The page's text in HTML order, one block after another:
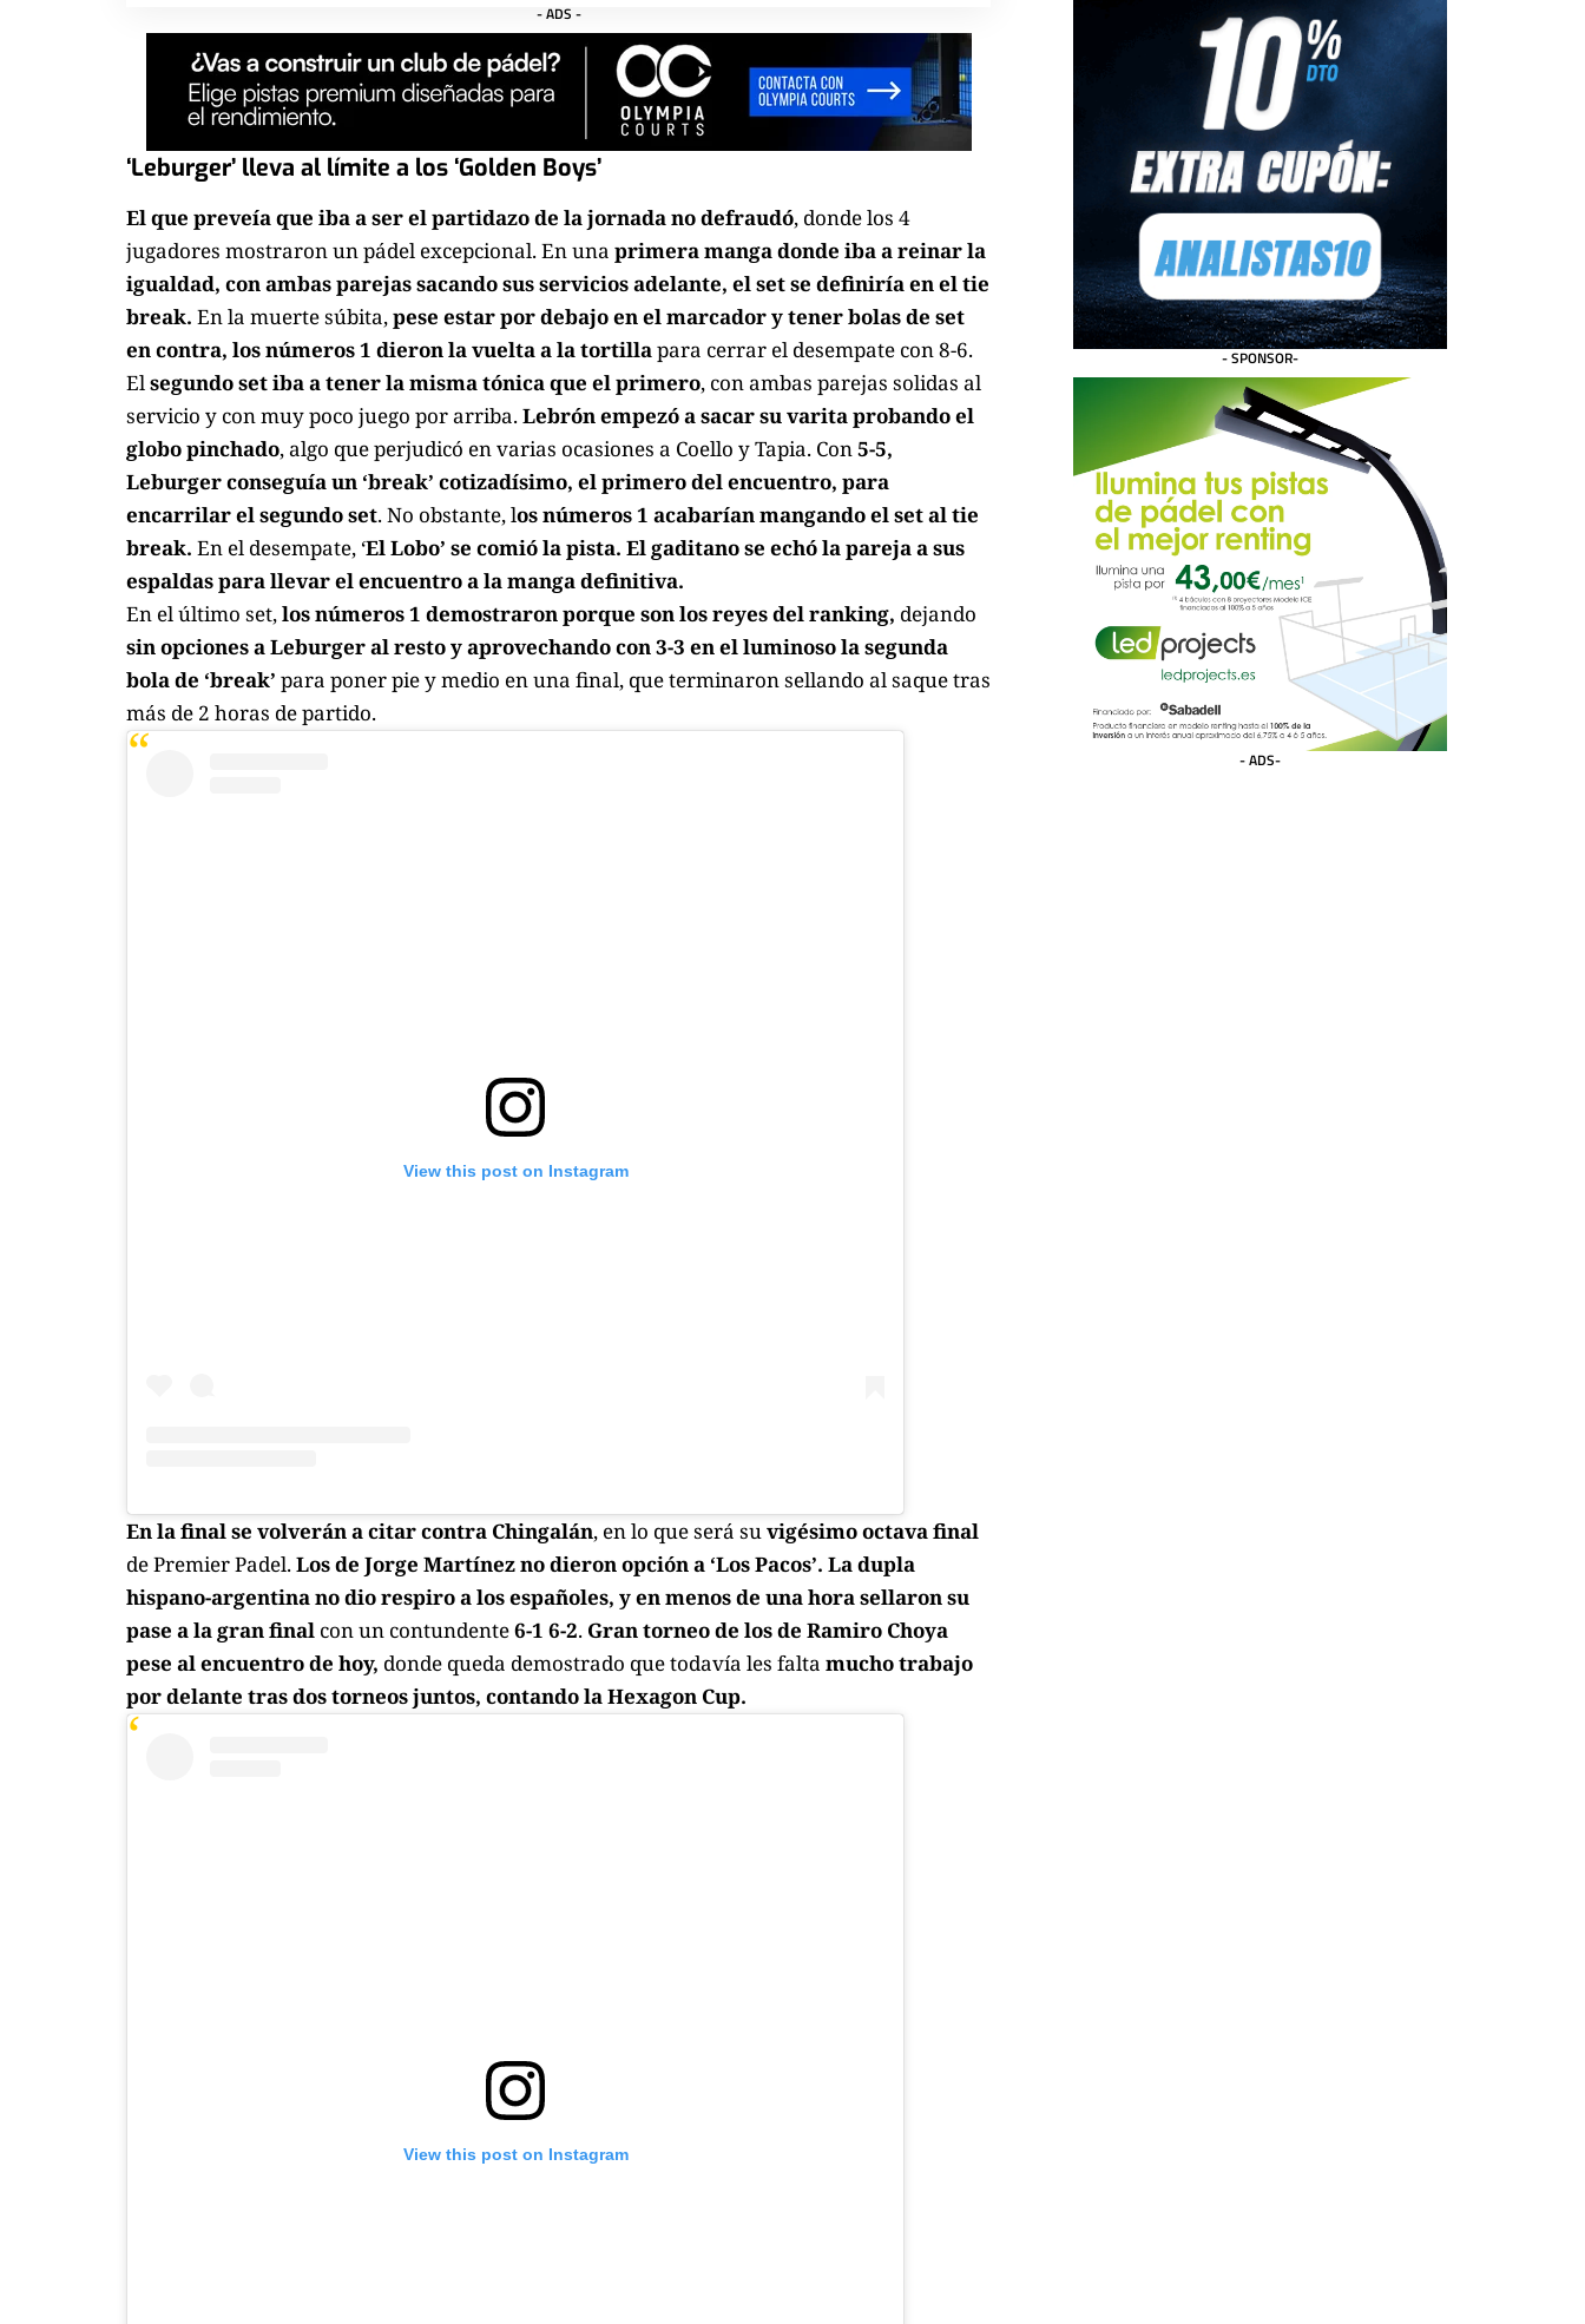
- ADS -
‘Leburger’ lleva al límite a los ‘Golden Boys’
El que preveía que iba a ser el partidazo de la jornada no defraudó, donde los 4
jugadores mostraron un pádel excepcional. En una primera manga donde iba a reinar la
igualdad, con ambas parejas sacando sus servicios adelante, el set se definiría en el tie
break. En la muerte súbita,pese estar por debajo en el marcador y tener bolas de set
en contra, los números 1 dieron la vuelta a la tortillapara cerrar el desempate con 8-6.
Elsegundo set iba a tener la misma tónica que el primero, con ambas parejas solidas al
servicio y con muy poco juego por arriba.Lebrón empezó a sacar su varita probando el
globo pinchado, algo que perjudicó en varias ocasiones a Coello y Tapia. Con5-5,
Leburger conseguía un ‘break’ cotizadísimo, el primero del encuentro, para
encarrilar el segundo set. No obstante, los números 1 acabarían mangando el set al tie
break. En el desempate, ‘El Lobo’ se comió la pista. El gaditano se echó la pareja a sus
espaldas para llevar el encuentro a la manga definitiva.
En el último set,los números 1 demostraron porque son los reyes del ranking, dejando
sin opciones a Leburger al resto y aprovechando con 3-3 en el luminoso la segunda
bola de ‘break’ para poner pie y medio en una final, que terminaron sellando al saque tras
más de 2 horas de partido.
View this post on Instagram
En la final se volverán a citar contra Chingalán, en lo que será suvigésimo octava final
de Premier Padel.Los de Jorge Martínez no dieron opción a ‘Los Pacos’. La dupla
hispano-argentina no dio respiro a los españoles, y en menos de una hora sellaron su
pase a la gran final con un contundente6-1 6-2. Gran torneo de los de Ramiro Choya
pese al encuentro de hoy, donde queda demostrado que todavía les falta mucho trabajo
por delante tras dos torneos juntos, contando la Hexagon Cup.
View this post on Instagram
- SPONSOR-
- ADS-